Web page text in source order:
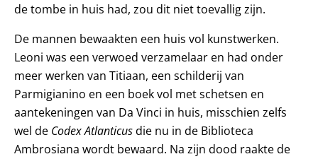
de tombe in huis had, zou dit niet toevallig zijn.
De mannen bewaakten een huis vol kunstwerken.
Leoni was een verwoed verzamelaar en had onder
meer werken van Titiaan, een schilderij van
Parmigianino en een boek vol met schetsen en
aantekeningen van Da Vinci in huis, misschien zelfs
wel de Codex Atlanticusdie nu in de Biblioteca
Ambrosiana wordt bewaard. Na zijn dood raakte de